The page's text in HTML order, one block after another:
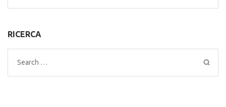
for:
RICERCA
Search
for: